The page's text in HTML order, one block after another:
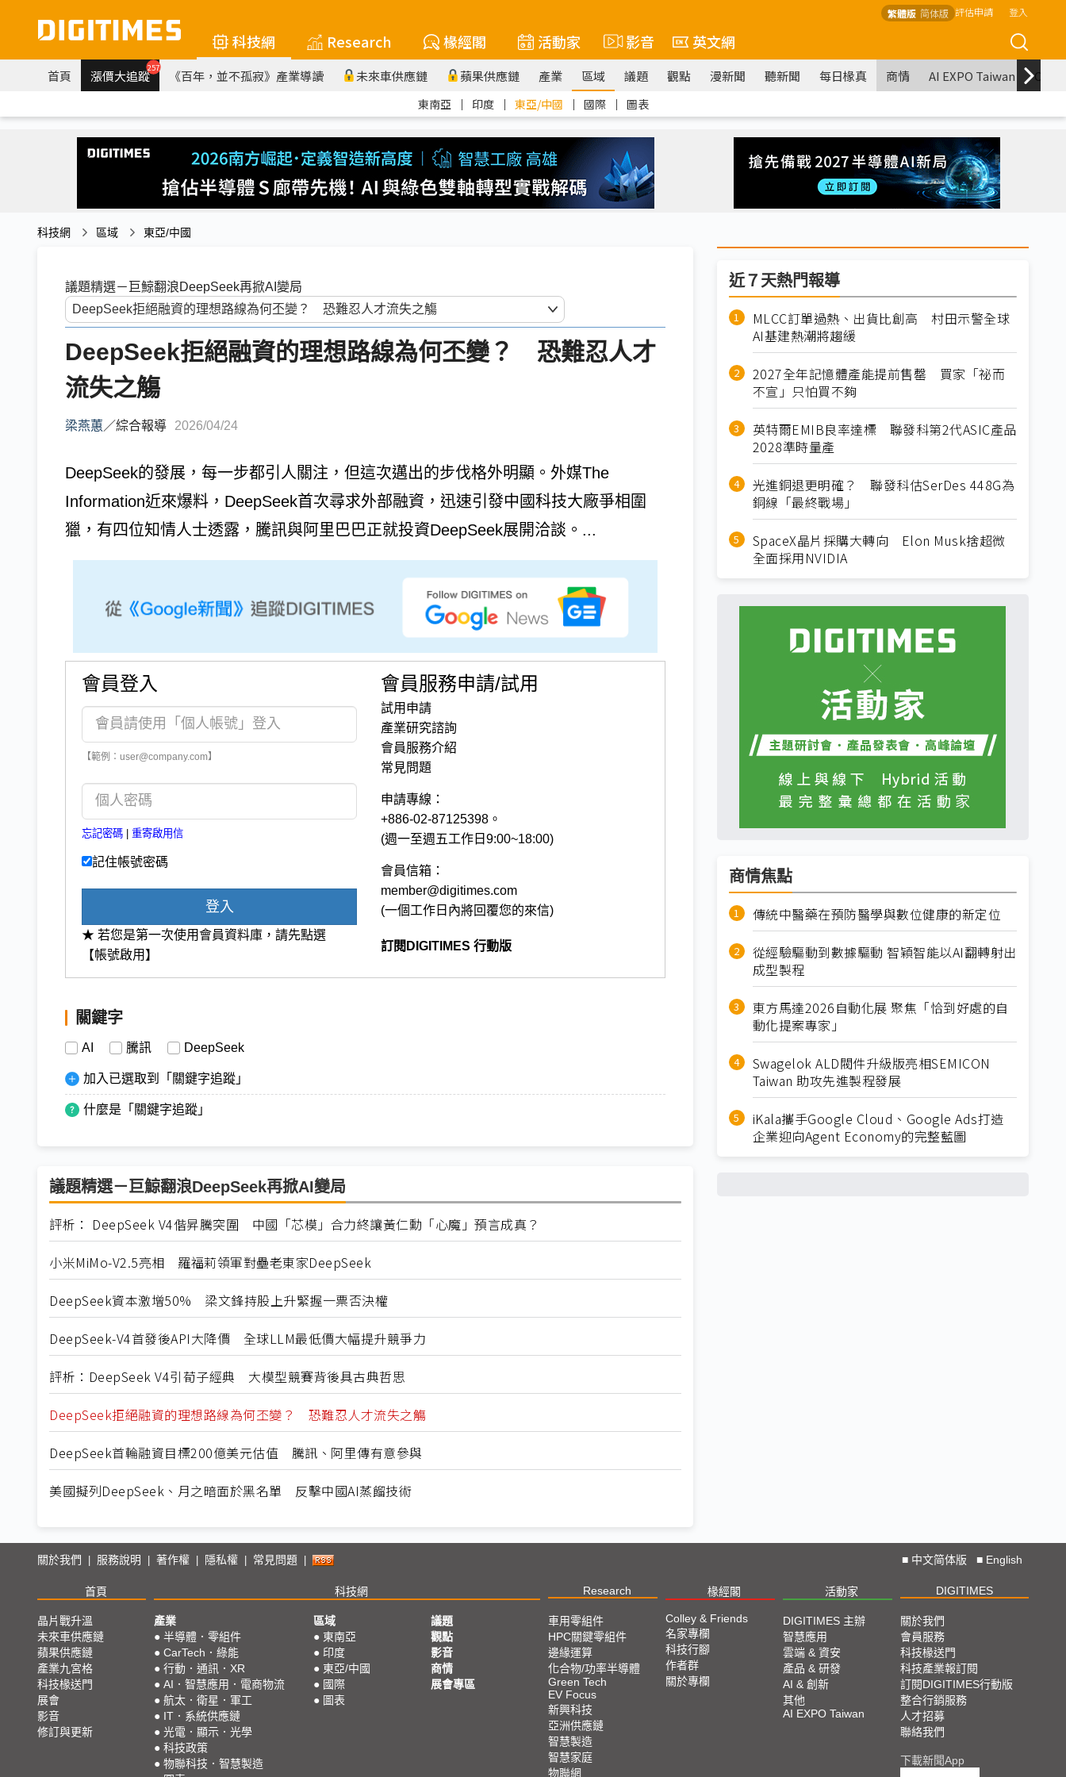
繁體版 简体版 評估申請 登入
科技網 Research 椽經閣 活動家 影音 英文網
首頁 漲價大追蹤257 《百年，並不孤寂》產業導讀 未來車供應鏈 蘋果供應鏈 產業 區域 議題 觀點 漫新聞 聽新聞 每日椽真 商情 AI EXPO Taiwan
東南亞 ｜ 印度 ｜ 東亞/中國 ｜ 國際 ｜ 圖表
科技網 區域 東亞/中國
議題精選－巨鯨翻浪DeepSeek再掀AI變局
DeepSeek拒絕融資的理想路線為何丕變？ 恐難忍人才
流失之觴
梁燕蕙 ／綜合報導 2026/04/24
DeepSeek的發展，每一步都引人關注，但這次邁出的步伐格外明顯。外媒The
Information近來爆料，DeepSeek首次尋求外部融資，迅速引發中國科技大廠爭相圍
獵，有四位知情人士透露，騰訊與阿里巴巴正就投資DeepSeek展開洽談。...
會員登入
【範例：user@company.com】
忘記密碼 重寄啟用信
記住帳號密碼
登入
★ 若您是第一次使用會員資料庫，請先點選
【帳號啟用】
會員服務申請/試用
試用申請
產業研究諮詢
會員服務介紹
常見問題
申請專線：
+886-02-87125398。
(週一至週五工作日9:00~18:00)
會員信箱：
member@digitimes.com
(一個工作日內將回覆您的來信)
訂閱DIGITIMES 行動版
關鍵字
AI 騰訊 DeepSeek
加入已選取到「關鍵字追蹤」
什麼是「關鍵字追蹤」
議題精選－巨鯨翻浪DeepSeek再掀AI變局
評析： DeepSeek V4偕昇騰突圍 中國「芯模」合力終讓黃仁勳「心魔」預言成真？
小米MiMo-V2.5亮相 羅福莉領軍對壘老東家DeepSeek
DeepSeek資本激增50% 梁文鋒持股上升緊握一票否決權
DeepSeek-V4首發後API大降價 全球LLM最低價大幅提升競爭力
評析：DeepSeek V4引荀子經典 大模型競賽背後具古典哲思
DeepSeek拒絕融資的理想路線為何丕變？ 恐難忍人才流失之觴
DeepSeek首輪融資目標200億美元估值 騰訊、阿里傳有意參與
美國擬列DeepSeek、月之暗面於黑名單 反擊中國AI蒸餾技術
近７天熱門報導
MLCC訂單過熱、出貨比創高 村田示警全球
AI基建熱潮將趨緩
2027全年記憶體產能提前售罄 買家「祕而
不宣」只怕買不夠
英特爾EMIB良率達標 聯發科第2代ASIC產品
2028準時量產
光進銅退更明確？ 聯發科估SerDes 448G為
銅線「最終戰場」
SpaceX晶片採購大轉向 Elon Musk捨超微
全面採用NVIDIA
商情焦點
傳統中醫藥在預防醫學與數位健康的新定位
從經驗驅動到數據驅動 智穎智能以AI翻轉射出
成型製程
東方馬達2026自動化展 聚焦「恰到好處的自
動化提案專家」
Swagelok ALD閥件升級版亮相SEMICON
Taiwan 助攻先進製程發展
iKala攜手Google Cloud、Google Ads打造
企業迎向Agent Economy的完整藍圖
關於我們 服務說明 著作權 隱私權 常見問題 ■ 中文简体版 ■ English
首頁 科技網 Research 椽經閣 活動家 DIGITIMES
晶片戰升溫
未來車供應鏈
蘋果供應鏈
產業九宮格
科技椽送門
展會
影音
修訂與更新
產業
● 半導體．零組件
● CarTech．綠能
● 行動．通訊．XR
● AI．智慧應用．電商物流
● 航太．衛星．軍工
● IT．系統供應鏈
● 光電．顯示．光學
● 科技政策
● 物聯科技．智慧製造
區域
● 東南亞
● 印度
● 東亞/中國
● 國際
● 圖表
議題
觀點
影音
商情
展會專區
車用零組件
HPC關鍵零組件
邊緣運算
化合物/功率半導體
Green Tech
EV Focus
新興科技
亞洲供應鏈
智慧製造
智慧家庭
物聯網
Colley & Friends
名家專欄
科技行腳
作者群
關於專欄
DIGITIMES 主辦
智慧應用
雲端 & 資安
產品 & 研發
AI & 創新
其他
AI EXPO Taiwan
關於我們
會員服務
科技椽送門
科技產業報訂閱
訂閱DIGITIMES行動版
整合行銷服務
人才招募
聯絡我們
下載新聞App